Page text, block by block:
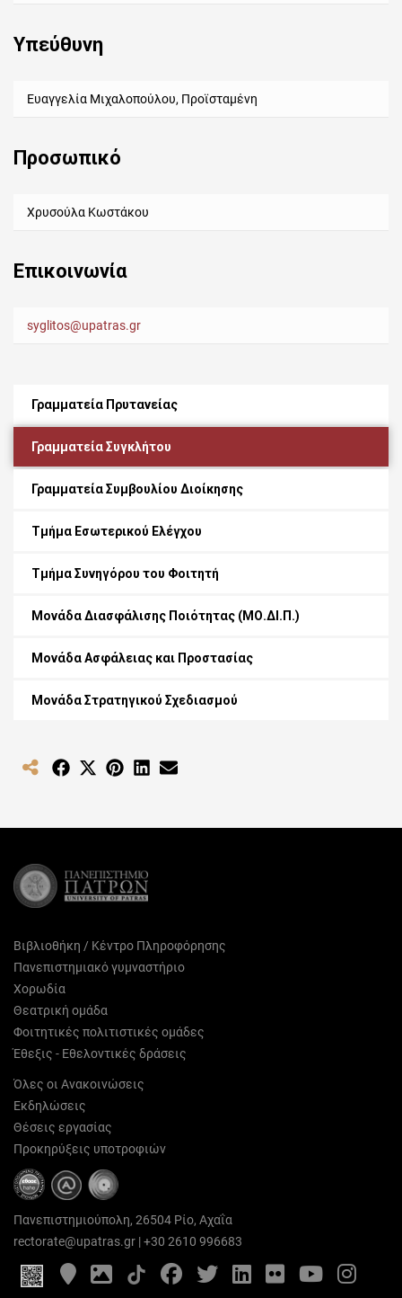
Υπεύθυνη
Ευαγγελία Μιχαλοπούλου, Προϊσταμένη
Προσωπικό
Χρυσούλα Κωστάκου
Επικοινωνία
syglitos@upatras.gr
Γραμματεία Πρυτανείας
Γραμματεία Συγκλήτου
Γραμματεία Συμβουλίου Διοίκησης
Τμήμα Εσωτερικού Ελέγχου
Τμήμα Συνηγόρου του Φοιτητή
Μονάδα Διασφάλισης Ποιότητας (ΜΟ.ΔΙ.Π.)
Μονάδα Ασφάλειας και Προστασίας
Μονάδα Στρατηγικού Σχεδιασμού
Share Share
(Twitter)
Share Share
Βιβλιοθήκη / Κέντρο Πληροφόρησης
Πανεπιστημιακό γυμναστήριο
Χορωδία
Θεατρική ομάδα
Φοιτητικές πολιτιστικές ομάδες
Έθεξις - Εθελοντικές δράσεις
Όλες οι Ανακοινώσεις
Εκδηλώσεις
Θέσεις εργασίας
Προκηρύξεις υποτροφιών
Πανεπιστημιούπολη, 26504 Ρίο, Αχαΐα
rectorate@upatras.gr |+30 2610 996683
Google
Maps
Photo
Gallery
FacebookTwitterLinkedIn
FlickrYouTube